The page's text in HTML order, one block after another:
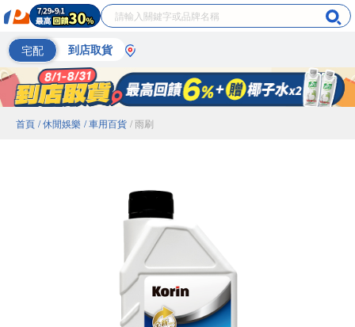
宅配 到店取貨
首頁 / 休閒娛樂 / 車用百貨 / 雨刷